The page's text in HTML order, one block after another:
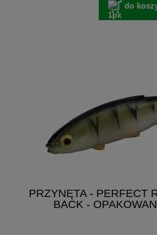
do
PRZYNĘTA - PERFECT
BACK -